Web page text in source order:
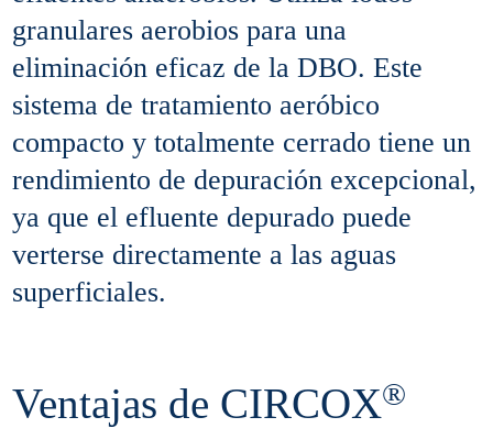
granulares aerobios para una
eliminación eficaz de la DBO. Este
sistema de tratamiento aeróbico
compacto y totalmente cerrado tiene un
rendimiento de depuración excepcional,
ya que el efluente depurado puede
verterse directamente a las aguas
superficiales.
Ventajas de CIRCOX®